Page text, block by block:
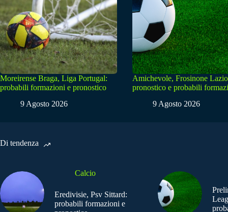
Moreirense Braga, Liga Portugal:
probabili formazioni e pronostico
9 Agosto 2026
Amichevole, Frosinone
pronostico e probabili
9 Agosto 2026
Di tendenza
Calcio
Eredivisie, Psv Sittard:
probabili formazioni e